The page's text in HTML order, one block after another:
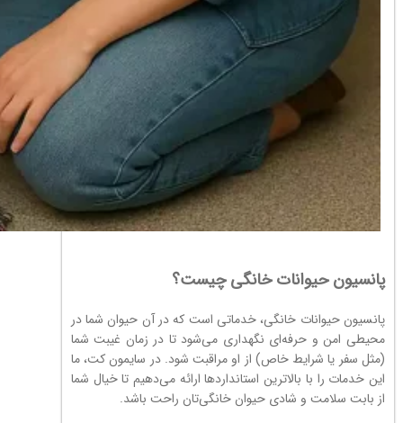
پانسیون حیوانات خانگی چیست؟
پانسیون حیوانات خانگی، خدماتی است که در آن حیوان شما در
محیطی امن و حرفه‌ای نگهداری می‌شود تا در زمان غیبت شما
(مثل سفر یا شرایط خاص) از او مراقبت شود. در سایمون کت، ما
این خدمات را با بالاترین استانداردها ارائه می‌دهیم تا خیال شما
از بابت سلامت و شادی حیوان خانگی‌تان راحت باشد.